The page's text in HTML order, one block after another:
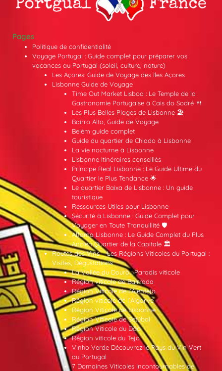
Pages
Politique de confidentialité
Voyage Portugal : Guide complet pour préparer vos
vacances au Portugal (soleil, culture, nature)
Les Açores: Guide de Voyage des îles Açores
Lisbonne Guide de Voyage
Time Out Market Lisboa : Le Temple de la
Gastronomie Portugaise à Cais do Sodré 🍴
Les Plus Belles Plages de Lisbonne 🏖️
Bairro Alto, Guide de Voyage
Belém guide complet
Guide du quartier de Chiado à Lisbonne
La vie nocturne à Lisbonne
Lisbonne Itinéraires conseillés
Príncipe Real Lisbonne : Le Guide Ultime du
Quartier le Plus Tendance 🌟
Le quartier Baixa de Lisbonne : Un guide
touristique
Ressources Utiles pour Lisbonne
Sécurité à Lisbonne : Guide Complet pour
Voyager en Toute Tranquillité 🛡️
Alfama Lisbonne : Le Guide Complet du Plus
Ancien Quartier de la Capitale 🏛️
Routes des Vins – Les Régions Viticoles du Portugal :
Visites, Dégustations
La Vallée du Douro : Paradis viticole
Région viticole de Bairrada
Région Viticole de l’Alentejo
Région viticole de l’Algarve
Région Viticole de Lisbonne
Région Viticole de Setúbal
Région Viticole du Dão
Région viticole du Tejo
Vinho Verde Découvrez le Pays du Vin Vert
au Portugal
7 Domaines Viticoles Incontournables de